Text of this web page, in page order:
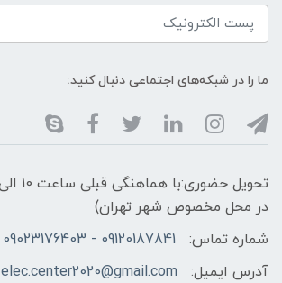
ما را در شبکه‌های اجتماعی دنبال کنید:
در محل مخصوص شهر تهران)
شماره تماس:
09120187841 - 09023176403
آدرس ایمیل:
elec.center2020@gmail.com